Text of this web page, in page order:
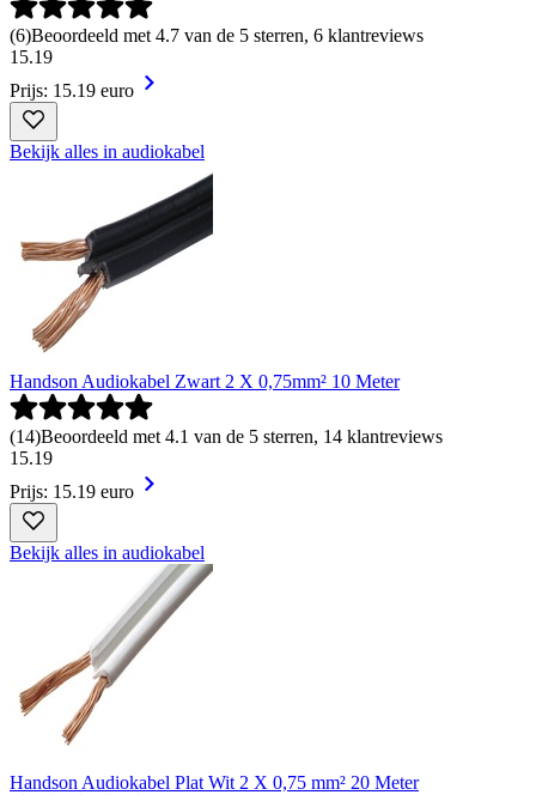
(6)Beoordeeld met 4.7 van de 5 sterren, 6 klantreviews
15.19
Prijs: 15.19 euro
Bekijk alles in audiokabel
Handson Audiokabel Zwart 2 X 0,75mm² 10 Meter
(14)Beoordeeld met 4.1 van de 5 sterren, 14 klantreviews
15.19
Prijs: 15.19 euro
Bekijk alles in audiokabel
Handson Audiokabel Plat Wit 2 X 0,75 mm² 20 Meter